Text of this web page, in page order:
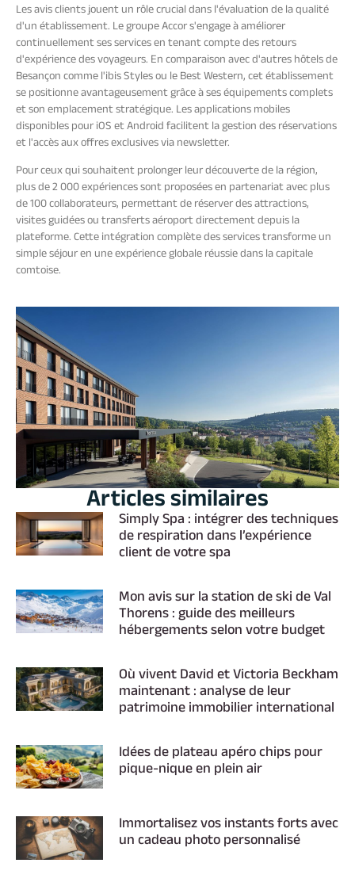
Les avis clients jouent un rôle crucial dans l'évaluation de la qualité
d'un établissement. Le groupe Accor s'engage à améliorer
continuellement ses services en tenant compte des retours
d'expérience des voyageurs. En comparaison avec d'autres hôtels de
Besançon comme l'ibis Styles ou le Best Western, cet établissement
se positionne avantageusement grâce à ses équipements complets
et son emplacement stratégique. Les applications mobiles
disponibles pour iOS et Android facilitent la gestion des réservations
et l'accès aux offres exclusives via newsletter.
Pour ceux qui souhaitent prolonger leur découverte de la région,
plus de 2 000 expériences sont proposées en partenariat avec plus
de 100 collaborateurs, permettant de réserver des attractions,
visites guidées ou transferts aéroport directement depuis la
plateforme. Cette intégration complète des services transforme un
simple séjour en une expérience globale réussie dans la capitale
comtoise.
Articles similaires
Simply Spa : intégrer des techniques
de respiration dans l’expérience
client de votre spa
Mon avis sur la station de ski de Val
Thorens : guide des meilleurs
hébergements selon votre budget
Où vivent David et Victoria Beckham
maintenant : analyse de leur
patrimoine immobilier international
Idées de plateau apéro chips pour
pique-nique en plein air
Immortalisez vos instants forts avec
un cadeau photo personnalisé